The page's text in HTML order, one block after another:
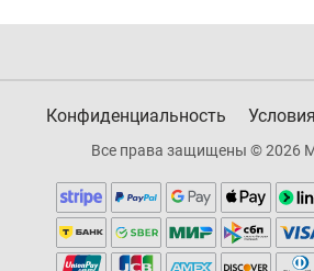
Конфиденциальность
Все права защищены © 2026